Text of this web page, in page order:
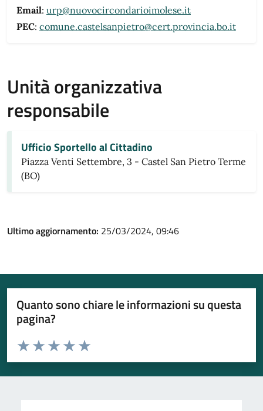
Email: urp@nuovocircondarioimolese.it
PEC: comune.castelsanpietro@cert.provincia.bo.it
Unità organizzativa
responsabile
Ufficio Sportello al Cittadino
Piazza Venti Settembre, 3 - Castel San Pietro Terme
(BO)
Ultimo aggiornamento: 25/03/2024, 09:46
Quanto sono chiare le informazioni su questa
pagina?
Valuta da 1 a 5 stelle la pagina
Valuta 5 stelle su 5
Valuta 4 stelle su 5
Valuta 3 stelle su 5
Valuta 2 stelle su 5
Valuta 1 stelle su 5